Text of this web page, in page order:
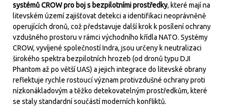
systémů CROW pro boj s bezpilotními prostředky, které mají na
litevském území zajišťovat detekci a identifikaci neoprávněně
operujících dronů, což představuje další krok k posílení ochrany
vzdušného prostoru v rámci východního křídla NATO. Systémy
CROW, vyvíjené společností Indra, jsou určeny k neutralizaci
širokého spektra bezpilotních hrozeb (od dronů typu DJI
Phantom až po větší UAS) a jejich integrace do litevské obrany
reflektuje rychle rostoucí význam protivzdušné ochrany proti
nízkonákladovým a těžko detekovatelným prostředkům, které
se staly standardní součástí moderních konfliktů.